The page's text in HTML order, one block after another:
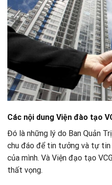
Các nội dung Viện đào tạo
Đó là những lý do Ban Quản
chu đáo để tin tưởng và tự
của mình. Và Viện đạo tạo
thất vọng.